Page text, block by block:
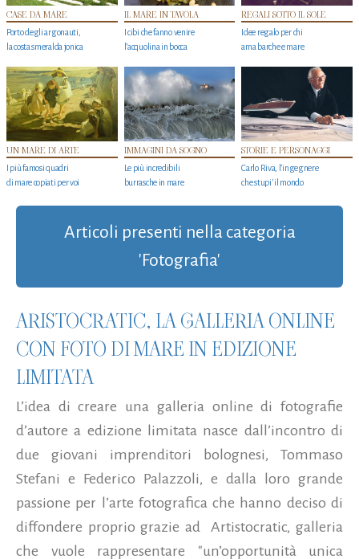
CASE DA MARE
Porto degli argonauti,
la costa smeralda jonica
IL MARE IN TAVOLA
I cibi che fanno venire
l’acquolina in bocca
REGALI SOTTO IL SOLE
Idee regalo per chi
ama barche e mare
UN MARE DI ARTE
I più famosi quadri
di mare copiati per voi
IMMAGINI DA SOGNO
Le più incredibili
burrasche in mare
STORIE E PERSONAGGI
Carlo Riva, l’ingegnere
che stupi' il mondo
Articoli presenti nella categoria
'Fotografia'
ARISTOCRATIC, LA GALLERIA ONLINE
CON FOTO DI MARE IN EDIZIONE
LIMITATA
L’idea di creare una galleria online di fotografie
d’autore a edizione limitata nasce dall’incontro di
due giovani imprenditori bolognesi, Tommaso
Stefani e Federico Palazzoli, e dalla loro grande
passione per l’arte fotografica che hanno deciso di
diffondere proprio grazie ad Artistocratic, galleria
che vuole rappresentare "un’opportunità unica